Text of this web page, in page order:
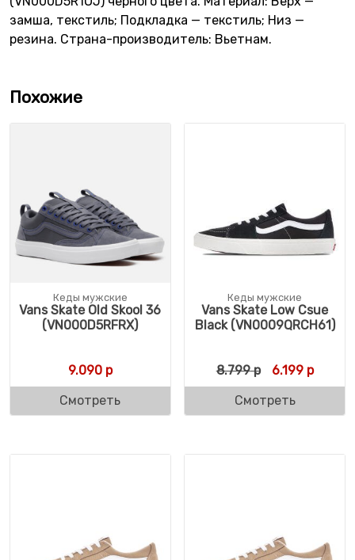
замша, текстиль; Подкладка — текстиль; Низ —
резина. Страна-производитель: Вьетнам.
Похожие
Кеды мужские
Vans Skate Old Skool 36
(VN000D5RFRX)
9.090р
Смотреть
Кеды мужские
Vans Skate Low Csue
Black (VN0009QRCH61)
8.799р 6.199р
Смотреть